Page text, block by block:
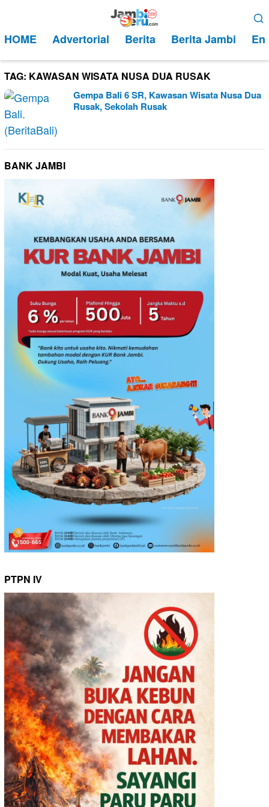
kontenMobile
HOME Advertorial Berita Berita Jambi
TAG: KAWASAN WISATA NUSA DUA RUSAK
Gempa Bali 6 SR, Kawasan Wisata Nusa Dua
Rusak, Sekolah Rusak
BANK JAMBI
PTPN IV